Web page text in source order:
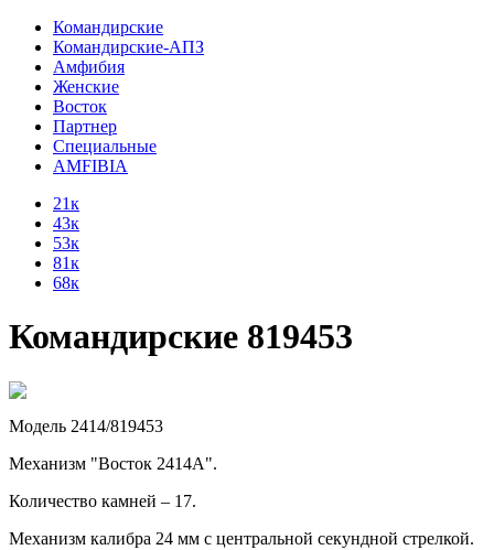
Командирские
Командирские-АПЗ
Амфибия
Женские
Восток
Партнер
Специальные
AMFIBIA
21к
43к
53к
81к
68к
Командирские 819453
Модель 2414/819453
Механизм "Восток 2414А".
Количество камней – 17.
Механизм калибра 24 мм с центральной секундной стрелкой.